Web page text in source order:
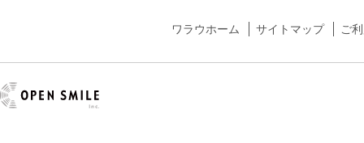
ワラウホーム サイトマップ ご